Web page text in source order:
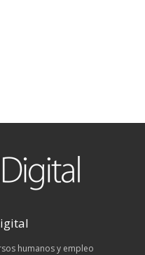
humanos y empleo